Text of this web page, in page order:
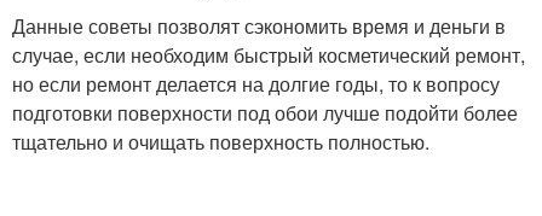
Данные советы позволят сэкономить время и деньги в
случае, если необходим быстрый косметический ремонт,
но если ремонт делается на долгие годы, то к вопросу
подготовки поверхности под обои лучше подойти более
тщательно и очищать поверхность полностью.